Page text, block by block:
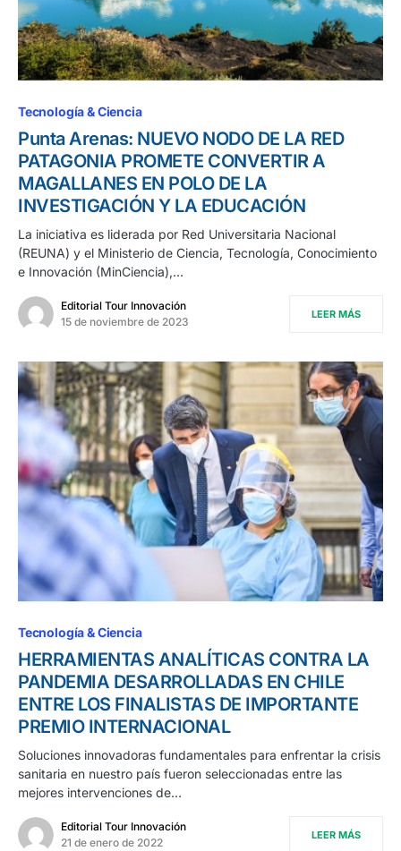
Tecnología & Ciencia
Punta Arenas: NUEVO NODO DE LA RED
PATAGONIA PROMETE CONVERTIR A
MAGALLANES EN POLO DE LA
INVESTIGACIÓN Y LA EDUCACIÓN
La iniciativa es liderada por Red Universitaria Nacional
(REUNA) y el Ministerio de Ciencia, Tecnología, Conocimiento
e Innovación (MinCiencia),…
Editorial Tour Innovación
15 de noviembre de 2023
LEER MÁS
Tecnología & Ciencia
HERRAMIENTAS ANALÍTICAS CONTRA LA
PANDEMIA DESARROLLADAS EN CHILE
ENTRE LOS FINALISTAS DE IMPORTANTE
PREMIO INTERNACIONAL
Soluciones innovadoras fundamentales para enfrentar la crisis
sanitaria en nuestro país fueron seleccionadas entre las
mejores intervenciones de…
Editorial Tour Innovación
21 de enero de 2022
LEER MÁS